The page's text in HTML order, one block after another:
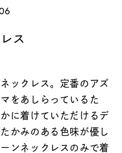
ス
ックレス。定番のアズ
をあしらっているた
に着けていただけるデ
かみのある色味が優し
ンネックレスのみで着